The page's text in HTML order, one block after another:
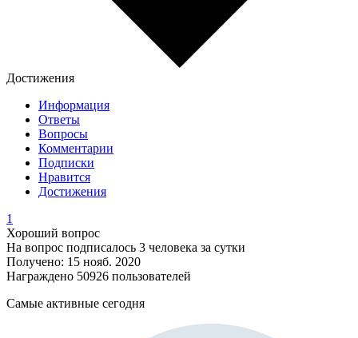
Достижения
Информация
Ответы
Вопросы
Комментарии
Подписки
Нравится
Достижения
1
Хороший вопрос
На вопрос подписалось 3 человека за сутки
Получено: 15 нояб. 2020
Награждено 50926 пользователей
Самые активные сегодня